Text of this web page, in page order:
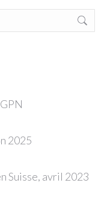
2025
Suisse, avril 2023